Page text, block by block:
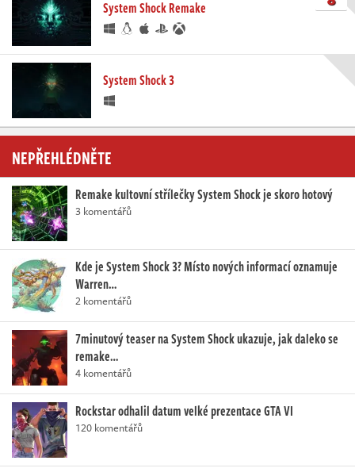
System Shock Remake
System Shock 3
NEPŘEHLÉDNĚTE
Remake kultovní střílečky System Shock je skoro hotový
3 komentářů
Kde je System Shock 3? Místo nových informací oznamuje
Warren…
2 komentářů
7minutový teaser na System Shock ukazuje, jak daleko se
remake…
4 komentářů
Rockstar odhalil datum velké prezentace GTA VI
120 komentářů